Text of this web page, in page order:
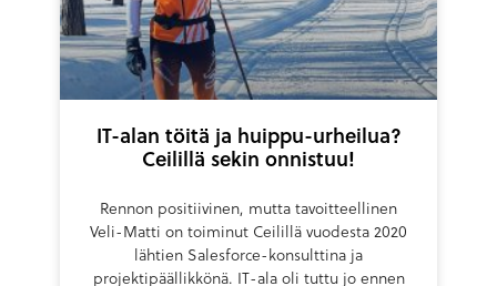
IT-alan töitä ja huippu-urheilua?
Ceilillä sekin onnistuu!
Rennon positiivinen, mutta tavoitteellinen
Veli-Matti on toiminut Ceilillä vuodesta 2020
lähtien Salesforce-konsulttina ja
projektipäällikkönä. IT-ala oli tuttu jo ennen